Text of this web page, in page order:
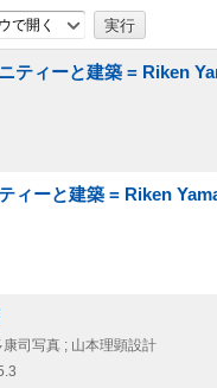
で開く
ティーと建築 = Riken
ィーと建築 = Riken
司写真 ; 山本理顕設計